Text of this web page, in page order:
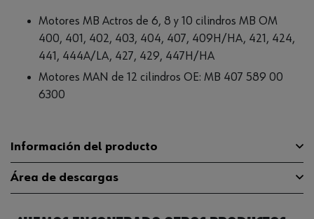
Motores MB Actros de 6, 8 y 10 cilindros MB OM
400, 401, 402, 403, 404, 407, 409H/HA, 421, 424,
441, 444A/LA, 427, 429, 447H/HA
Motores MAN de 12 cilindros OE: MB 407 589 00
6300
Información del producto
MANMercedes-Benz
Área de descargas